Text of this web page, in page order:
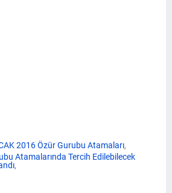
2016 Özür Gurubu Atamaları
Atamalarında Tercih Edilebilecek